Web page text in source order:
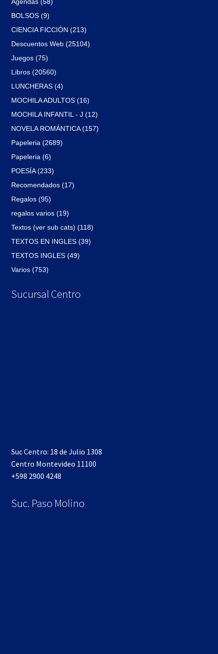
BOLSOS (9)
CIENCIA FICCIÓN (213)
Descuentos Web (25104)
Juegos (75)
Libros (20560)
LUNCHERAS (4)
MOCHILA ADULTOS (16)
MOCHILA INFANTIL - J (12)
NOVELA ROMÁNTICA (157)
Papeleria (2689)
Papeleria (6)
POESÍA (233)
Recomendados (17)
Regalos (95)
regalos varios (19)
Textos (ver sub cats) (118)
TEXTOS EN INGLES (39)
TEXTOS INGLES (49)
Varios (753)
Sucursal Centro
Suc Centro: 18 de Julio 1308
Centro Montevideo 11100
+598 2900 4248
Suc. Paso Molino